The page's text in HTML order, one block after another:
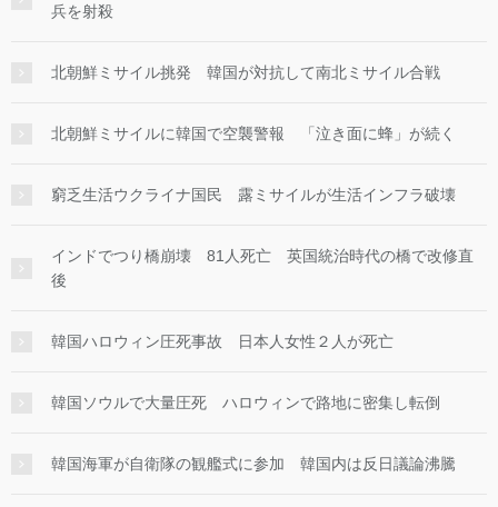
兵を射殺
北朝鮮ミサイル挑発 韓国が対抗して南北ミサイル合戦
北朝鮮ミサイルに韓国で空襲警報 「泣き面に蜂」が続く
窮乏生活ウクライナ国民 露ミサイルが生活インフラ破壊
インドでつり橋崩壊 81人死亡 英国統治時代の橋で改修直
後
韓国ハロウィン圧死事故 日本人女性２人が死亡
韓国ソウルで大量圧死 ハロウィンで路地に密集し転倒
韓国海軍が自衛隊の観艦式に参加 韓国内は反日議論沸騰